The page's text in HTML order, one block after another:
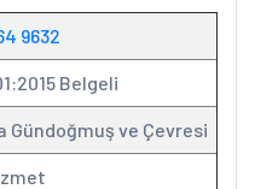
9632
Belgeli
Gündoğmuş ve Çevresi